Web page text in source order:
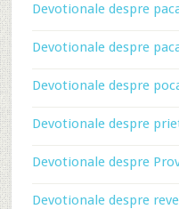
Devotionale despre
Devotionale despre
Devotionale despre
Devotionale despre
Devotionale despre
Devotionale despre